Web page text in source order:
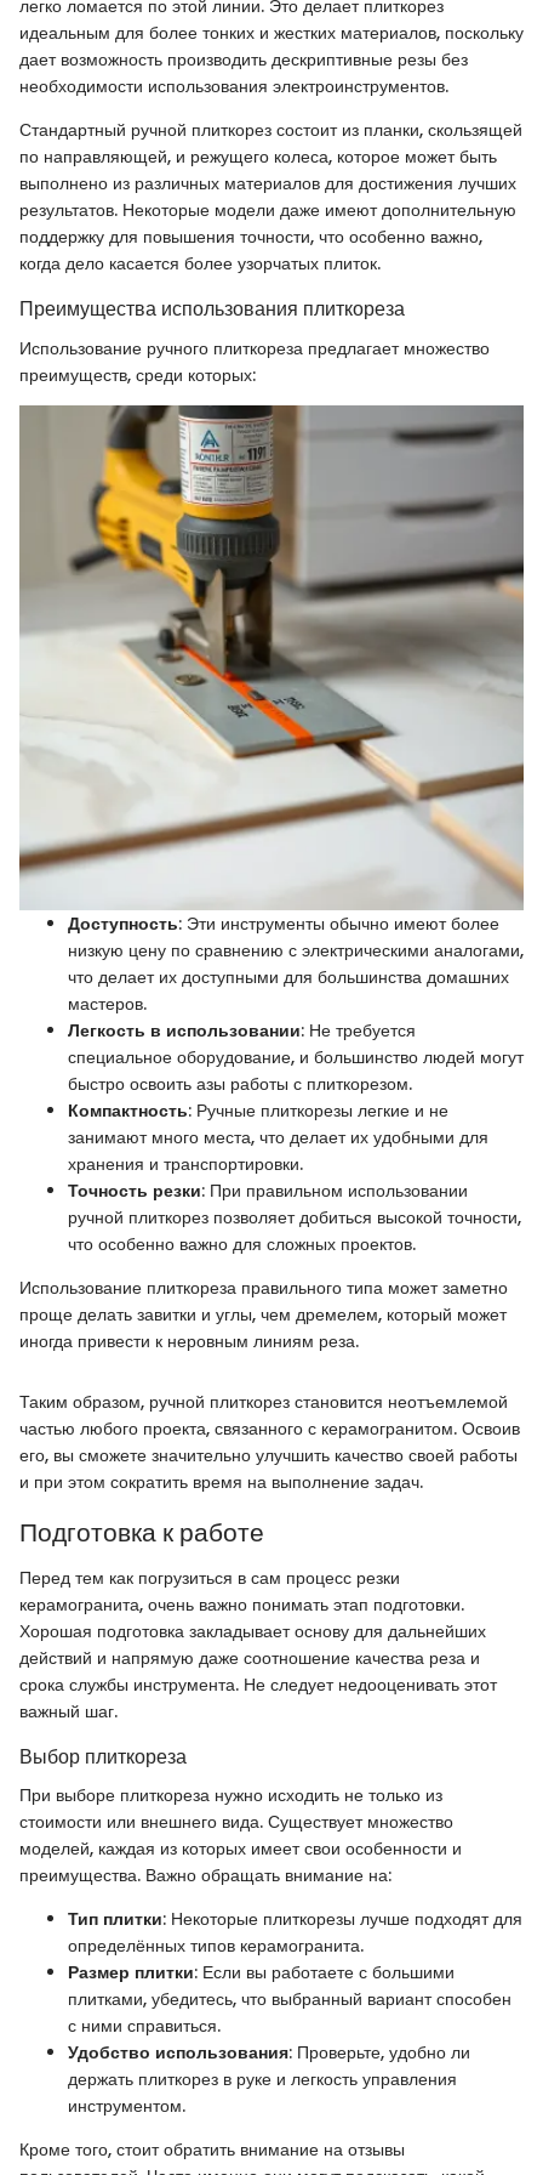
легко ломается по этой линии. Это делает плиткорез
идеальным для более тонких и жестких материалов, поскольку
дает возможность производить дескриптивные резы без
необходимости использования электроинструментов.
Стандартный ручной плиткорез состоит из планки, скользящей
по направляющей, и режущего колеса, которое может быть
выполнено из различных материалов для достижения лучших
результатов. Некоторые модели даже имеют дополнительную
поддержку для повышения точности, что особенно важно,
когда дело касается более узорчатых плиток.
Преимущества использования плиткореза
Использование ручного плиткореза предлагает множество
преимуществ, среди которых:
Доступность: Эти инструменты обычно имеют более
низкую цену по сравнению с электрическими аналогами,
что делает их доступными для большинства домашних
мастеров.
Легкость в использовании: Не требуется
специальное оборудование, и большинство людей могут
быстро освоить азы работы с плиткорезом.
Компактность: Ручные плиткорезы легкие и не
занимают много места, что делает их удобными для
хранения и транспортировки.
Точность резки: При правильном использовании
ручной плиткорез позволяет добиться высокой точности,
что особенно важно для сложных проектов.
Использование плиткореза правильного типа может заметно
проще делать завитки и углы, чем дремелем, который может
иногда привести к неровным линиям реза.
Таким образом, ручной плиткорез становится неотъемлемой
частью любого проекта, связанного с керамогранитом. Освоив
его, вы сможете значительно улучшить качество своей работы
и при этом сократить время на выполнение задач.
Подготовка к работе
Перед тем как погрузиться в сам процесс резки
керамогранита, очень важно понимать этап подготовки.
Хорошая подготовка закладывает основу для дальнейших
действий и напрямую даже соотношение качества реза и
срока службы инструмента. Не следует недооценивать этот
важный шаг.
Выбор плиткореза
При выборе плиткореза нужно исходить не только из
стоимости или внешнего вида. Существует множество
моделей, каждая из которых имеет свои особенности и
преимущества. Важно обращать внимание на:
Тип плитки: Некоторые плиткорезы лучше подходят для
определённых типов керамогранита.
Размер плитки: Если вы работаете с большими
плитками, убедитесь, что выбранный вариант способен
с ними справиться.
Удобство использования: Проверьте, удобно ли
держать плиткорез в руке и легкость управления
инструментом.
Кроме того, стоит обратить внимание на отзывы